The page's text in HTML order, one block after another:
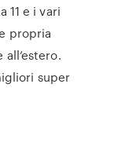
11 e i vari
propria
super